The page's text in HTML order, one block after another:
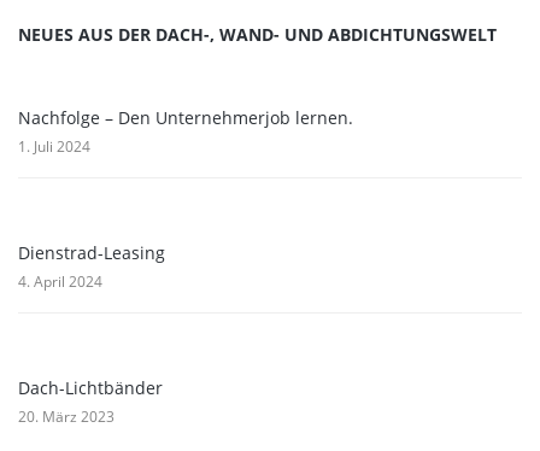
NEUES AUS DER DACH-, WAND- UND ABDICHTUNGSWELT
Nachfolge – Den Unternehmerjob lernen.
1. Juli 2024
Dienstrad-Leasing
4. April 2024
Dach-Lichtbänder
20. März 2023